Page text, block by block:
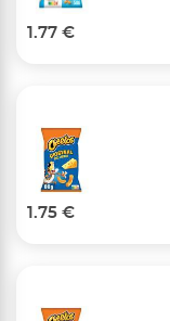
1.77 €
1.75 €